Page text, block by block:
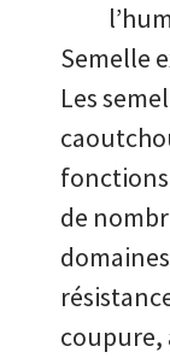
Semelle
Les
de
coupure,